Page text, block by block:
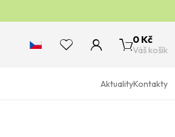
0 Kč
Váš košík
AktualityKontakty